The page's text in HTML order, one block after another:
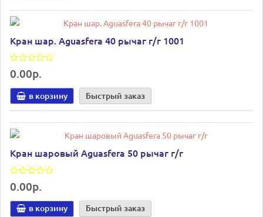
Кран шар. Aguasfera 40 рычаг г/г 1001
0.00р.
в корзину Быстрый заказ
Кран шаровый Aguasfera 50 рычаг г/г
0.00р.
в корзину Быстрый заказ